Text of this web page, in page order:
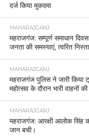
दर्ज किया मुकदमा
MAHARAJGANJ
महराजगंज: सम्पूर्ण समाधान
जनता की समस्याएं, त्वरित
MAHARAJGANJ
महराजगंज पुलिस ने जारी किया
महोत्सव के दौरान भारी वाहनों
MAHARAJGANJ
महराजगंज: आरक्षी आलोक सिंह
जान बची।